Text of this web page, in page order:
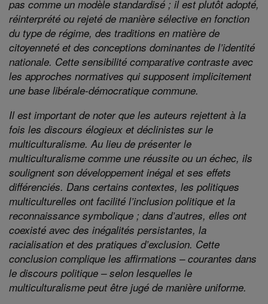
pas comme un modèle standardisé ; il est plutôt adopté,
réinterprété ou rejeté de manière sélective en fonction
du type de régime, des traditions en matière de
citoyenneté et des conceptions dominantes de l’identité
nationale. Cette sensibilité comparative contraste avec
les approches normatives qui supposent implicitement
une base libérale-démocratique commune.
Il est important de noter que les auteurs rejettent à la
fois les discours élogieux et déclinistes sur le
multiculturalisme. Au lieu de présenter le
multiculturalisme comme une réussite ou un échec, ils
soulignent son développement inégal et ses effets
différenciés. Dans certains contextes, les politiques
multiculturelles ont facilité l’inclusion politique et la
reconnaissance symbolique ; dans d’autres, elles ont
coexisté avec des inégalités persistantes, la
racialisation et des pratiques d’exclusion. Cette
conclusion complique les affirmations – courantes dans
le discours politique – selon lesquelles le
multiculturalisme peut être jugé de manière uniforme.